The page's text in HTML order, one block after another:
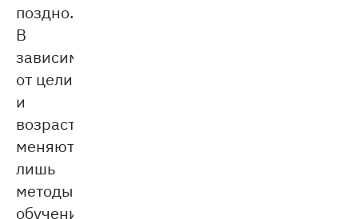
поздно.
В
зависимости
от цели
и
возраста
меняются
лишь
методы
обучения.